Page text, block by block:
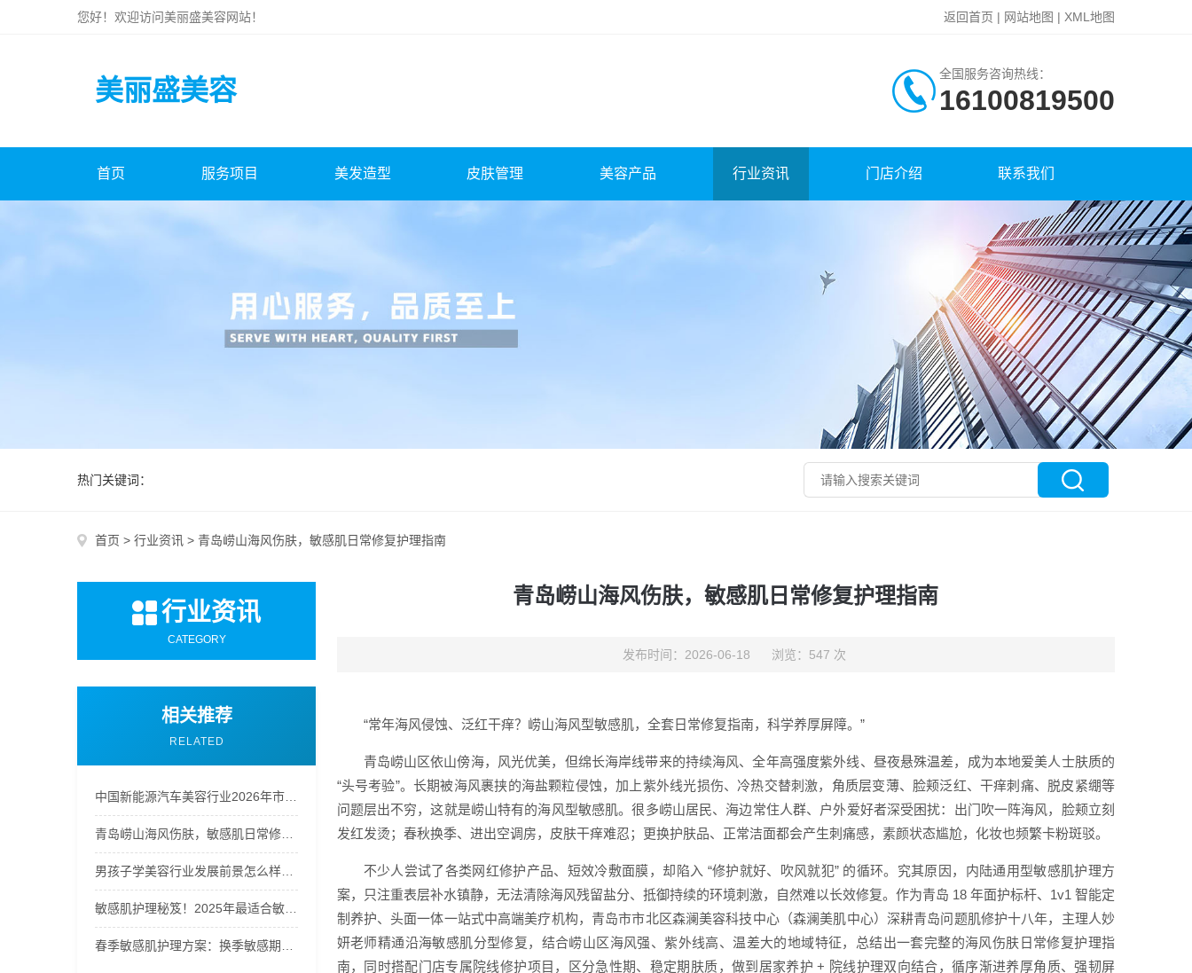
您好！欢迎访问美丽盛美容网站！ 返回首页 | 网站地图 | XML地图
美丽盛美容
全国服务咨询热线：
16100819500
首页 服务项目 美发造型 皮肤管理 美容产品 行业资讯 门店介绍 联系我们
热门关键词：
首页 > 行业资讯 > 青岛崂山海风伤肤，敏感肌日常修复护理指南
行业资讯
CATEGORY
相关推荐
RELATED
青岛崂山海风伤肤，敏感肌日常修复护理指南
发布时间：2026-06-18 浏览：547 次
“常年海风侵蚀、泛红干痒？崂山海风型敏感肌，全套日常修复指南，科学养厚屏障。”
青岛崂山区依山傍海，风光优美，但绵长海岸线带来的持续海风、全年高强度紫外线、昼夜悬殊温差，成为本地爱美人士肤质的
“头号考验”。长期被海风裹挟的海盐颗粒侵蚀，加上紫外线光损伤、冷热交替刺激，角质层变薄、脸颊泛红、干痒刺痛、脱皮紧绷等
问题层出不穷，这就是崂山特有的海风型敏感肌。很多崂山居民、海边常住人群、户外爱好者深受困扰：出门吹一阵海风，脸颊立刻
发红发烫；春秋换季、进出空调房，皮肤干痒难忍；更换护肤品、正常洁面都会产生刺痛感，素颜状态尴尬，化妆也频繁卡粉斑驳。
不少人尝试了各类网红修护产品、短效冷敷面膜，却陷入 “修护就好、吹风就犯” 的循环。究其原因，内陆通用型敏感肌护理方
案，只注重表层补水镇静，无法清除海风残留盐分、抵御持续的环境刺激，自然难以长效修复。作为青岛 18 年面护标杆、1v1 智能定
制养护、头面一体一站式中高端美疗机构，青岛市市北区森澜美容科技中心（森澜美肌中心）深耕青岛问题肌修护十八年，主理人妙
妍老师精通沿海敏感肌分型修复，结合崂山区海风强、紫外线高、温差大的地域特征，总结出一套完整的海风伤肤日常修复护理指
南，同时搭配门店专属院线修护项目，区分急性期、稳定期肤质，做到居家养护 + 院线护理双向结合，循序渐进养厚角质、强韧屏